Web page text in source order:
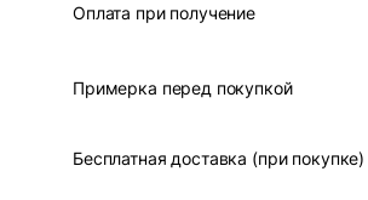
Оплата при получение
Примерка перед покупкой
Бесплатная доставка (при покупке)